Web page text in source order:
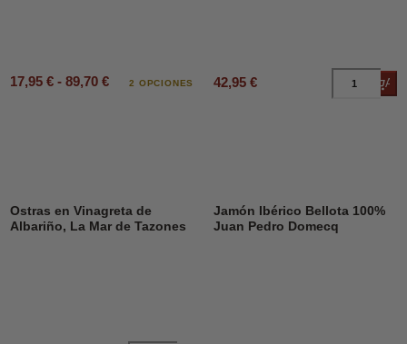
17,95 € - 89,70 € 2 OPCIONES 42,95 €
Ostras en Vinagreta de
Albariño, La Mar de Tazones
Jamón Ibérico Bellota 100%
Juan Pedro Domecq